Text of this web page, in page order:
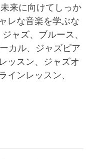
来に向けてしっか
レな音楽を学ぶな
ャズ、ブルース、
カル、ジャズピア
ッスン、ジャズオ
インレッスン、